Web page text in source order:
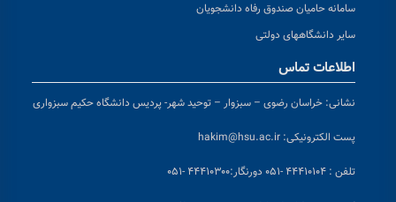
سامانه حامیان صندوق رفاه دانشجویان
سایر دانشگاههای دولتی
اطلاعات تماس
نشانی: خراسان رضوی – سبزوار – توحید شهر- پردیس دانشگاه حکیم سبزواری
پست الکترونیکی: hakim@hsu.ac.ir
تلفن : ۴۴۴۱۰۱۰۴ -۰۵۱ دورنگار:۴۴۴۱۰۳۰۰ -۰۵۱